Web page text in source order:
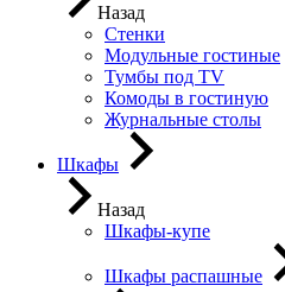
Назад
Стенки
Модульные гостиные
Тумбы под ТV
Комоды в гостиную
Журнальные столы
Шкафы
Назад
Шкафы-купе
Шкафы распашные